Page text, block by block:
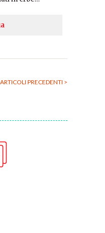
ARTICOLI PRECEDENTI >